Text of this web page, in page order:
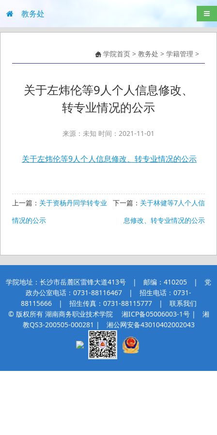
教务处 导
学院首页 > 教务处 > 学籍管理 >
关于左炜伦等9人个人信息修改、
转专业情况的公示
来源：未知 时间：2021-11-01
关于左炜伦等9人个人信息修改、转专业情况的公示
上一篇： 关于资杨丹同学转专业
情况的公示
下一篇： 关于林健等7人个人信
息修改、转专业情况的公示
学院地址：长沙市岳麓区雷锋大道413号 | 邮编：410205 | 党
政办公室电话：0731-88116467 | 招生电话：0731-
88115666 | 招生传真：0731-88115777 | 联系我们
© 版权所有 湖南商务职业技术学院
湘ICP备05006003-1号 | 湘
教QS3-200505-000281 | 湘公网安备43010402002043